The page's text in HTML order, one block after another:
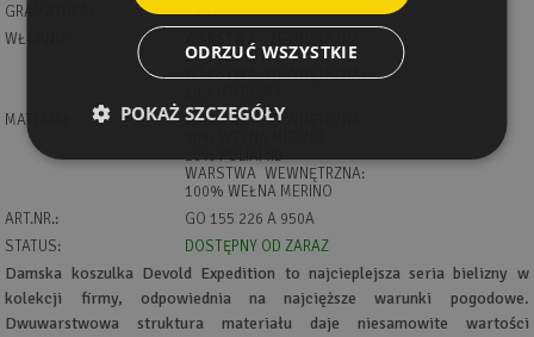
GRAMATURA:
235 G/M2
WŁÓKNO:
WARSTWA ZEWNĘTRZNA:
20,5 MIKROWA
WARSTWA WEWNĘTRZNA:
MATERIAŁ:
WARSTWA ZEWNĘTRZNA:
10% POLIAMID
WARSTWA WEWNĘTRZNA:
100% WEŁNA MERINO
ART.NR.:
GO 155 226 A 950A
STATUS:
DOSTĘPNY OD ZARAZ
Damska koszulka Devold Expedition to najcieplejsza seria bielizny w
kolekcji firmy, odpowiednia na najcięższe warunki pogodowe.
Dwuwarstwowa struktura materiału daje niesamowite wartości
ODRZUĆ WSZYSTKIE
POKAŻ SZCZEGÓŁY